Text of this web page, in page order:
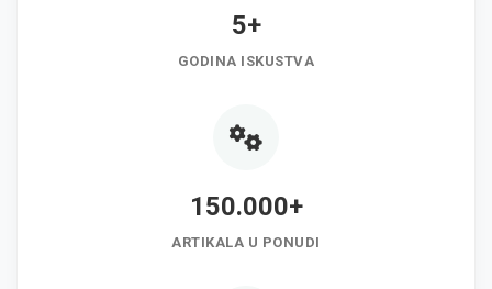
5+
GODINA ISKUSTVA
150.000+
ARTIKALA U PONUDI